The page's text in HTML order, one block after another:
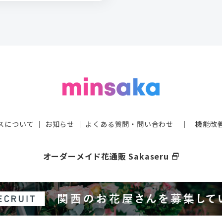
について ｜ お知らせ ｜ よくある質問・問い合わせ ｜機能改
オーダーメイド花通販 Sakaseru select_window